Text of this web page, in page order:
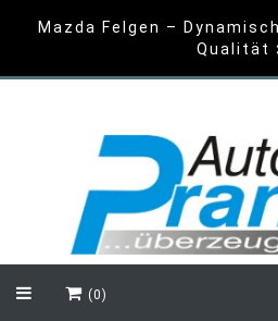
Mazda Felgen –
Qualität
(0)